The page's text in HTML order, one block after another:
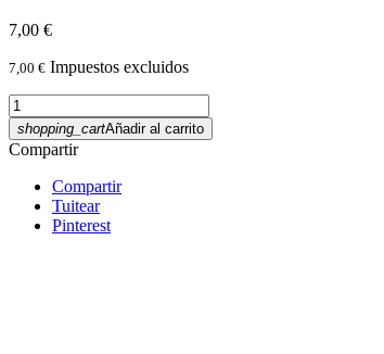
7,00 €
7,00 € Impuestos excluidos
shopping_cartAñadir al carrito
Compartir
Compartir
Tuitear
Pinterest